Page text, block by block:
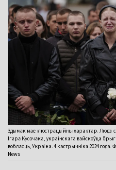
Здымак мае ілюстрацыйны характар. Людзі
Ігара Кусочака, украінскага вайскоўца
вобласць, Украіна. 4 кастрычніка 2024 года.
News